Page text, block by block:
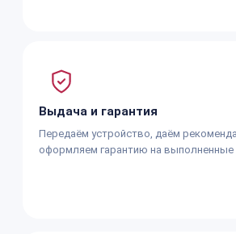
Выдача и гарантия
Передаём устройство, даём
оформляем гарантию на выполненные